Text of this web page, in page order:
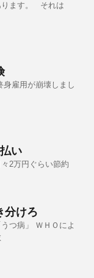
ります。 それは
雇用が崩壊しまし
い
2万円ぐらい節約
分けろ
つ病」 ＷＨＯによ